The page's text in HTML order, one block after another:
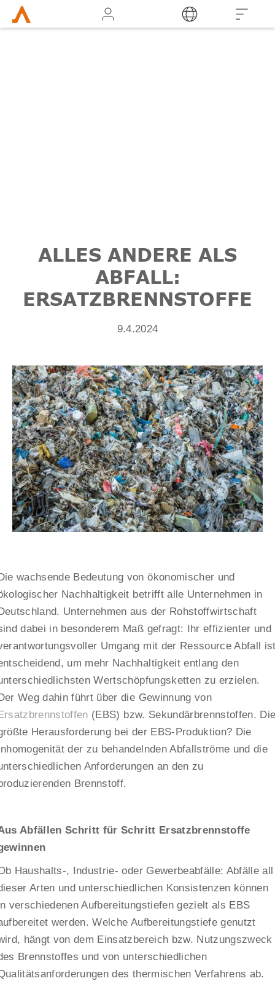
ALLES ANDERE ALS
ABFALL:
ERSATZBRENNSTOFFE
9.4.2024
wachsende Bedeutung von ökonomischer und
Nachhaltigkeit betrifft alle Unternehmen in
Unternehmen aus der Rohstoffwirtschaft
dabei in besonderem Maß gefragt: Ihr effizienter und
Umgang mit der Ressource Abfall
um mehr Nachhaltigkeit entlang den
Wertschöpfungsketten zu erzielen.
Weg dahin führt über die Gewinnung von
(EBS) bzw. Sekundärbrennstoffen.
Herausforderung bei der EBS-Produktion? Die
der zu behandelnden Abfallströme und die
Anforderungen an den zu
Brennstoff.
Abfällen Schritt für Schritt Ersatzbrennstoffe
Haushalts-, Industrie- oder Gewerbeabfälle: Abfälle all
Arten und unterschiedlichen Konsistenzen können
verschiedenen Aufbereitungstiefen gezielt als EBS
werden. Welche Aufbereitungstiefe genutzt
hängt von dem Einsatzbereich bzw. Nutzungszweck
Brennstoffes und von unterschiedlichen
des thermischen Verfahrens ab.